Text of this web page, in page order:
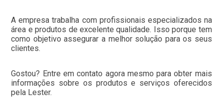
A empresa trabalha com profissionais especializados na
área e produtos de excelente qualidade. Isso porque tem
como objetivo assegurar a melhor solução para os seus
clientes.
Gostou? Entre em contato agora mesmo para obter mais
informações sobre os produtos e serviços oferecidos
pela Lester.